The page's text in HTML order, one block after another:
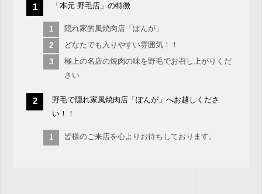
「本元 野毛店」の特徴
隠れ家的風焼肉店「ぽんが」
どなたでも入りやすい雰囲気！！
極上の名店の焼肉の味を野毛でお召し上がりくだ
さい
野毛で隠れ家風焼肉店「ぽんが」へお越しくださ
い！！
皆様のご来店を心よりお待ちしております。